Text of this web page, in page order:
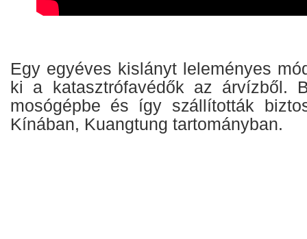
Egy egyéves kislányt leleményes
ki a katasztrófavédők az árvízből.
mosógépbe és így szállították
Kínában, Kuangtung tartományban.